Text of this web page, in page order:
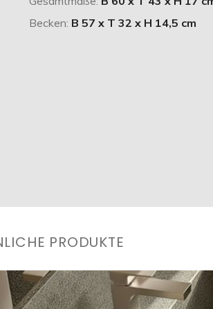
Becken: B 57 x T 32 x H 14,5 cm
PRODUKTE